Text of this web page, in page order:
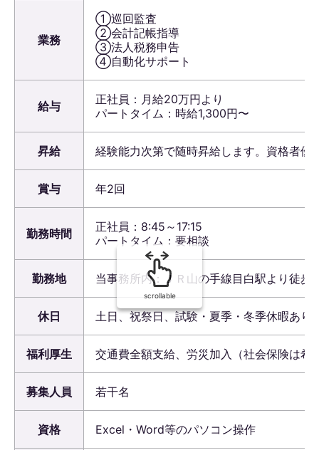
業務
①巡回監査
②会計記帳指導
③法人税務申告
④自動化サポート
給与
正社員：月給20万円より
パートタイム：時給1,300円〜
昇給 経験能力次第で随時昇給します。資格者優
賞与 年2回
勤務時間
正社員：8:45～17:15
パートタイム：要相談
勤務地 当事務所内：ＪＲ山の手線目白駅より徒歩
休日 土日、祝祭日、試験・夏季・冬季休暇あ
福利厚生 交通費全額支給、労災加入（社会保険は希
募集人員 若干名
資格 Excel・Word等のパソコン操作
scrollable